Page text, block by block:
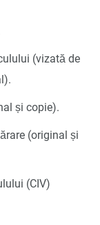
(vizată de
și copie).
(original și
(CIV)